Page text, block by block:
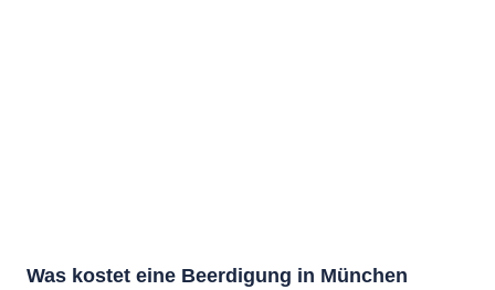
Was kostet eine Beerdigung in München